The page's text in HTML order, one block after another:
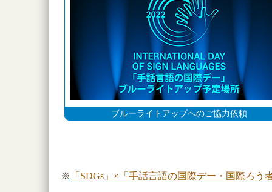
ブルーライトアップへのご協力依頼
※ 「SDGs」×「手話言語の国際デー・国際ろう